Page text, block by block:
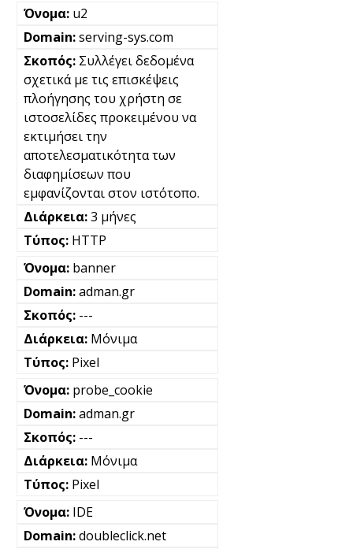
u2
serving-sys.com
Συλλέγει δεδομένα
σχετικά με τις επισκέψεις
πλοήγησης του χρήστη σε
ιστοσελίδες προκειμένου να
εκτιμήσει την
αποτελεσματικότητα των
διαφημίσεων που
εμφανίζονται στον ιστότοπο.
3 μήνες
HTTP
banner
adman.gr
---
Μόνιμα
Pixel
probe_cookie
adman.gr
---
Μόνιμα
Pixel
IDE
doubleclick.net